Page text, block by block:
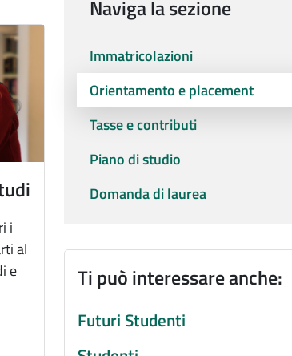
i
al
e
Naviga la sezione
Immatricolazioni
Orientamento e placement
Tasse e contributi
Piano di studio
Domanda di laurea
Ti può interessare anche:
Futuri Studenti